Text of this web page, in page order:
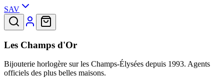
SAV
Les Champs d'Or
Bijouterie horlogère sur les Champs-Élysées depuis 1993. Agents
officiels des plus belles maisons.